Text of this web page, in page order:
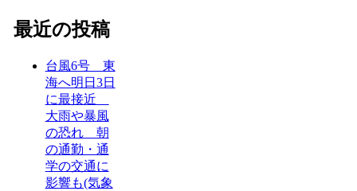
最近の投稿
台風6号 東
海へ明日3日
に最接近
大雨や暴風
の恐れ 朝
の通勤・通
学の交通に
影響も(気象